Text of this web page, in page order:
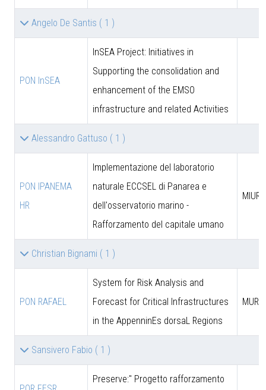
Angelo De Santis ( 1 )
PON InSEA
InSEA Project: Initiatives in
Supporting the consolidation and
enhancement of the EMSO
infrastructure and related Activities
Alessandro Gattuso ( 1 )
PON IPANEMA
HR
Implementazione del laboratorio
naturale ECCSEL di Panarea e
dell'osservatorio marino -
Rafforzamento del capitale umano
MIUR
Christian Bignami ( 1 )
PON RAFAEL
System for Risk Analysis and
Forecast for Critical Infrastructures
in the AppenninEs dorsaL Regions
MUR
Sansivero Fabio ( 1 )
Preserve:" Progetto rafforzamento